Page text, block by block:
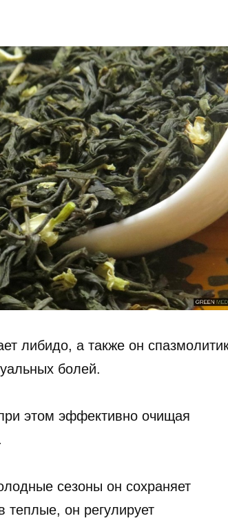
либидо, а также он
болей.
этом эффективно очищая
сезоны он сохраняет
теплые, он регулирует